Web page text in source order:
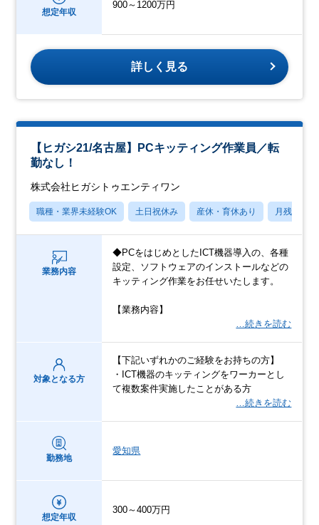
想定年収
900～1200万円
詳しく見る
【ヒガシ21/名古屋】PCキッティング作業員／転
勤なし！
株式会社ヒガシトゥエンティワン
職種・業界未経験OK 土日祝休み 産休・育休あり 月残業20
業務内容
◆PCをはじめとしたICT機器導入の、各種
設定、ソフトウェアのインストールなどの
キッティング作業をお任せいたします。
【業務内容】
…続きを読む
対象となる方
【下記いずれかのご経験をお持ちの方】
・ICT機器のキッティングをワーカーとし
て複数案件実施したことがある方
…続きを読む
勤務地
愛知県
想定年収
300～400万円